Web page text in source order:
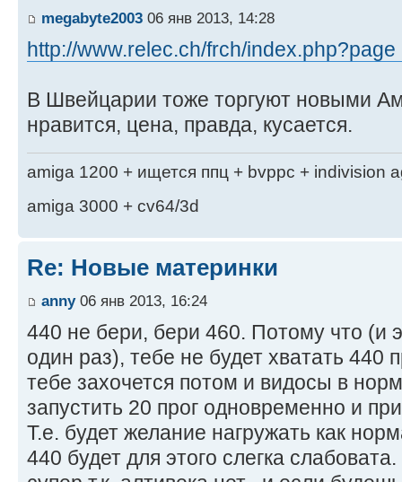
megabyte2003 06 янв 2013, 14:28
http://www.relec.ch/frch/index.php?page
В Швейцарии тоже торгуют новыми
нравится, цена, правда, кусается.
amiga 1200 + ищется ппц + bvppc + indivision
amiga 3000 + cv64/3d
Re: Новые материнки
anny06 янв 2013, 16:24
440 не бери, бери 460. Потому что (и
один раз), тебе не будет хватать 440
тебе захочется потом и видосы в
запустить 20 прог одновременно и
Т.е. будет желание нагружать как
440 будет для этого слегка